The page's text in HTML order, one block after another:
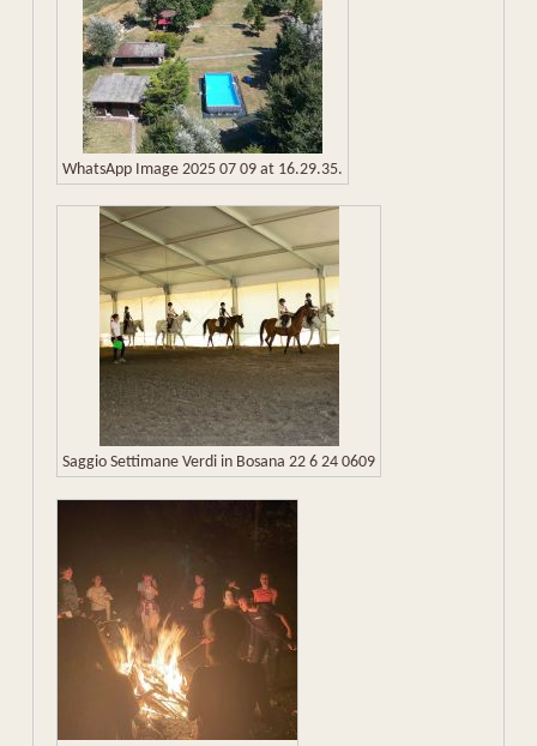
WhatsApp Image 2025 07 09 at 16.29.35.
Saggio Settimane Verdi in Bosana 22 6 24 0609